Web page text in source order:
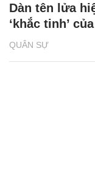
QUÂN SỰ
Dàn tên lửa
‘khắc tinh’